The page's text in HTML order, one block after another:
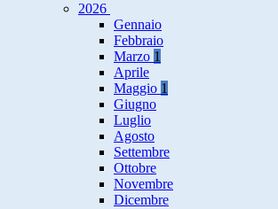
2026
Gennaio
Febbraio
Marzo 1
Aprile
Maggio 1
Giugno
Luglio
Agosto
Settembre
Ottobre
Novembre
Dicembre